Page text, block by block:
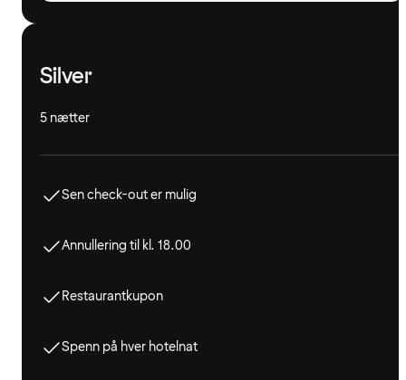
Silver
5 nætter
Sen check-out er mulig
Annullering til kl. 18.00
Restaurantkupon
Spenn på hver hotelnat